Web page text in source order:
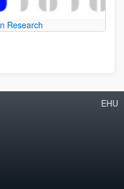
Research
EHU